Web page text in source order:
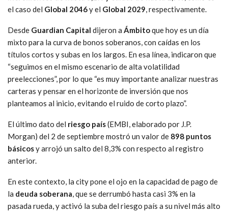
el caso del Global 2046y el Global 2029, respectivamente.
Desde Guardian Capital dijeron a Ámbitoque hoy es un día
mixto para la curva de bonos soberanos, con caídas en los
títulos cortos y subas en los largos. En esa línea, indicaron que
“seguimos en el mismo escenario de alta volatilidad
preelecciones”, por lo que “es muy importante analizar nuestras
carteras y pensar en el horizonte de inversión que nos
planteamos al inicio, evitando el ruido de corto plazo”.
El último dato del riesgo país(EMBI, elaborado por J.P.
Morgan) del 2 de septiembre mostró un valor de 898 puntos
básicosy arrojó un salto del 8,3% con respecto al registro
anterior.
En este contexto, la city pone el ojo en la capacidad de pago de
la deuda soberana, que se derrumbó hasta casi 3% en la
pasada rueda, y activó la suba del riesgo país a su nivel más alto